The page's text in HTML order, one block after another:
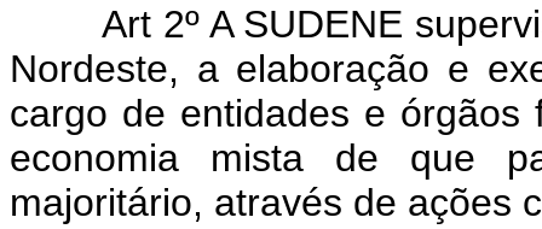
Art 2º A SUDENE
Nordeste, a elaboração e
cargo de entidades e órgãos
economia mista de que
majoritário, através de ações